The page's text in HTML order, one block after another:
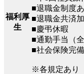
福利厚
生
■退職金制度
■退職金共済
■慶弔休暇
■通勤手当（全
■社会保険完
※各規定あり